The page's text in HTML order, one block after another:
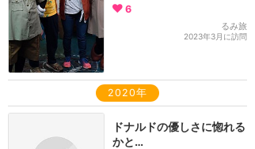
6
るみ旅
2023年3月に訪問
2020年
ドナルドの優しさに惚れる
かと…